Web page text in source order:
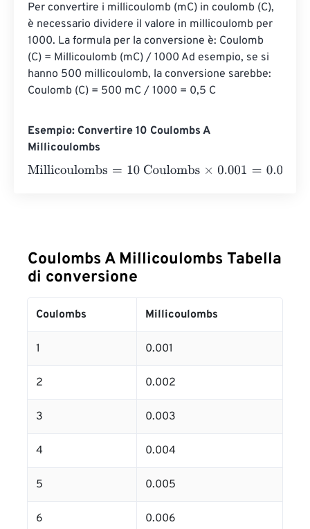
Per convertire i millicoulomb (mC) in coulomb (C),
è necessario dividere il valore in millicoulomb per
1000. La formula per la conversione è: Coulomb
(C) = Millicoulomb (mC) / 1000 Ad esempio, se si
hanno 500 millicoulomb, la conversione sarebbe:
Coulomb (C) = 500 mC / 1000 = 0,5 C
Esempio: Convertire 10 Coulombs A
Millicoulombs
Millicoulombs=10 Coulombs×0.001 =0.01 Millicoulombs
Coulombs A Millicoulombs Tabella
di conversione
Coulombs Millicoulombs
1 0.001
2 0.002
3 0.003
4 0.004
5 0.005
6 0.006